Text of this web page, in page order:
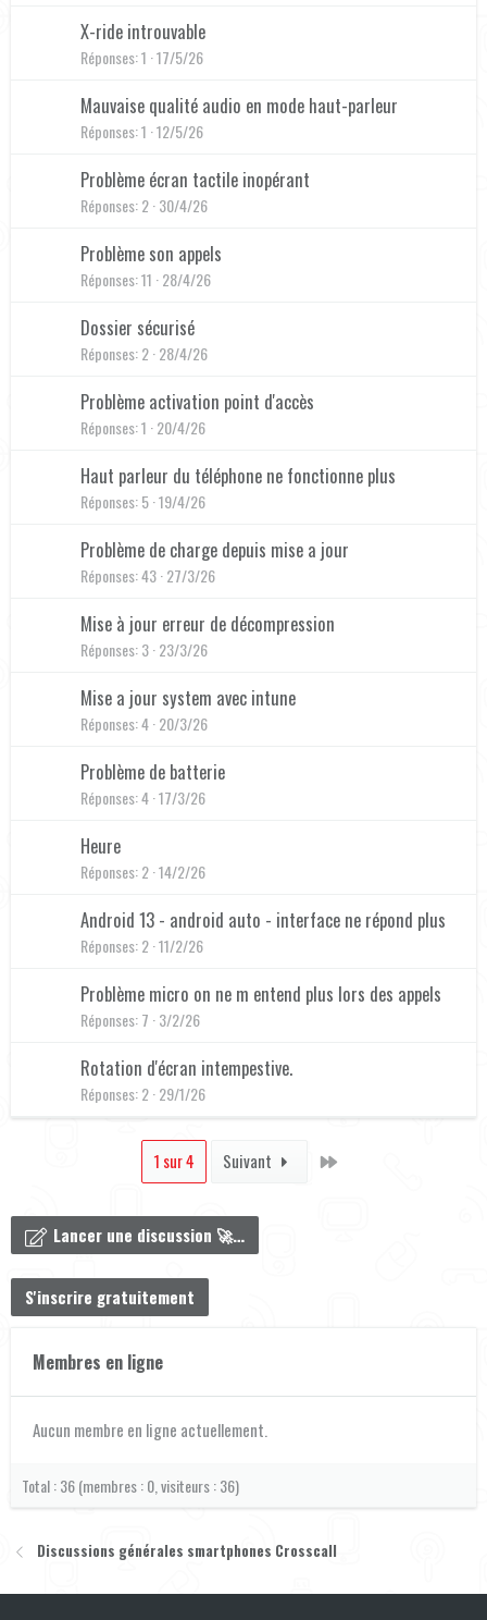
X-ride introuvable
Réponses 1 17/5/26
Mauvaise qualité audio en mode haut-parleur
Réponses 1 12/5/26
Problème écran tactile inopérant
Réponses 2 30/4/26
Problème son appels
Réponses 11 28/4/26
Dossier sécurisé
Réponses 2 28/4/26
Problème activation point d'accès
Réponses 1 20/4/26
Haut parleur du téléphone ne fonctionne plus
Réponses 5 19/4/26
Problème de charge depuis mise a jour
Réponses 43 27/3/26
Mise à jour erreur de décompression
Réponses 3 23/3/26
Mise a jour system avec intune
Réponses 4 20/3/26
Problème de batterie
Réponses 4 17/3/26
Heure
Réponses 2 14/2/26
Android 13 - android auto - interface ne répond plus
Réponses 2 11/2/26
Problème micro on ne m entend plus lors des appels
Réponses 7 3/2/26
Rotation d'écran intempestive.
Réponses 2 29/1/26
1 sur 4 Suivant
Lancer une discussion 🚀…
S'inscrire gratuitement
Membres en ligne
Aucun membre en ligne actuellement.
Total : 36 (membres : 0, visiteurs : 36)
Discussions générales smartphones Crosscall